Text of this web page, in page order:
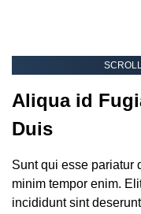
Aliqua id
Duis
Sunt qui esse pariatur
minim tempor enim.
incididunt sint